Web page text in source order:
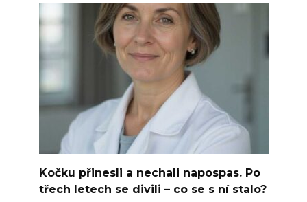
Kočku přinesli a nechali napospas. Po
třech letech se divili – co se s ní stalo?